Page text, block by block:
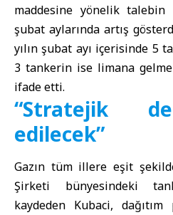
maddesine yönelik
şubat aylarında artış
yılın şubat ayı içerisinde 5
3 tankerin ise limana
ifade etti.
“Stratejik
edilecek”
Gazın tüm illere eşit
Şirketi bünyesindeki
kaydeden Kubaci,